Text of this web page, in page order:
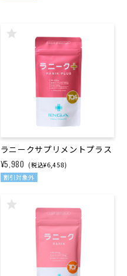
ラニークサプリメントプラス
¥5,980 (税込¥6,458)
割引対象外